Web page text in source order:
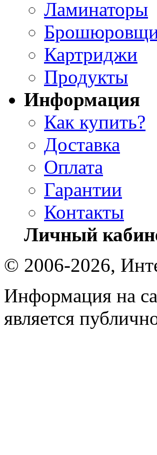
Ламинаторы
Картриджи
Продукты
Информация
Как купить?
Доставка
Оплата
Гарантии
Контакты
Личный
© 2006-2026,
Информация на
является